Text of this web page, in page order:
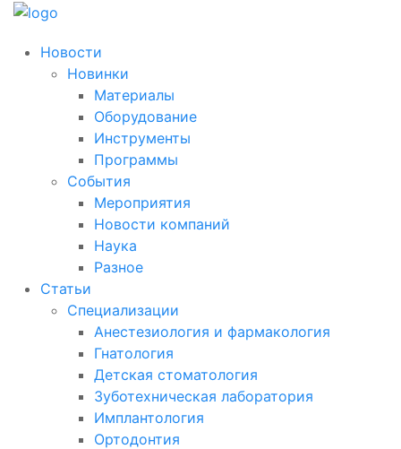
Новости
Новинки
Материалы
Оборудование
Инструменты
Программы
События
Мероприятия
Новости компаний
Наука
Разное
Статьи
Специализации
Анестезиология и фармакология
Гнатология
Детская стоматология
Зуботехническая лаборатория
Имплантология
Ортодонтия